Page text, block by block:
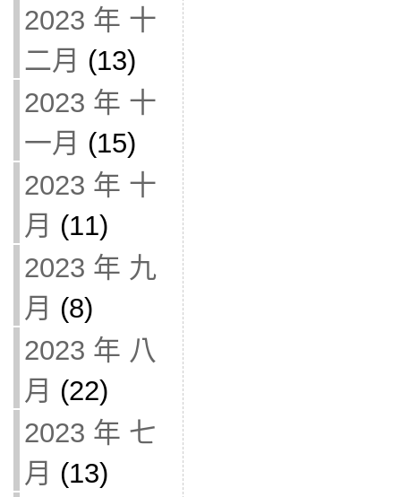
2023 年 十
二月 (13)
2023 年 十
一月 (15)
2023 年 十
月 (11)
2023 年 九
月 (8)
2023 年 八
月 (22)
2023 年 七
月 (13)